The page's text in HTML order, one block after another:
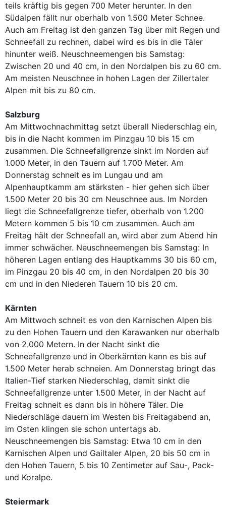
teils kräftig bis gegen 700 Meter herunter. In den
Südalpen fällt nur oberhalb von 1.500 Meter Schnee.
Auch am Freitag ist den ganzen Tag über mit Regen und
Schneefall zu rechnen, dabei wird es bis in die Täler
hinunter weiß. Neuschneemengen bis Samstag:
Zwischen 20 und 40 cm, in den Nordalpen bis zu 60 cm.
Am meisten Neuschnee in hohen Lagen der Zillertaler
Alpen mit bis zu 80 cm.
Salzburg
Am Mittwochnachmittag setzt überall Niederschlag ein,
bis in die Nacht kommen im Pinzgau 10 bis 15 cm
zusammen. Die Schneefallgrenze sinkt im Norden auf
1.000 Meter, in den Tauern auf 1.700 Meter. Am
Donnerstag schneit es im Lungau und am
Alpenhauptkamm am stärksten - hier gehen sich über
1.500 Meter 20 bis 30 cm Neuschnee aus. Im Norden
liegt die Schneefallgrenze tiefer, oberhalb von 1.200
Metern kommen 5 bis 10 cm zusammen. Auch am
Freitag hält der Schneefall an, wird aber zum Abend hin
immer schwächer. Neuschneemengen bis Samstag: In
höheren Lagen entlang des Hauptkamms 30 bis 60 cm,
im Pinzgau 20 bis 40 cm, in den Nordalpen 20 bis 30
cm und in den Niederen Tauern 10 bis 20 cm.
Kärnten
Am Mittwoch schneit es von den Karnischen Alpen bis
zu den Hohen Tauern und den Karawanken nur oberhalb
von 2.000 Metern. In der Nacht sinkt die
Schneefallgrenze und in Oberkärnten kann es bis auf
1.500 Meter herab schneien. Am Donnerstag bringt das
Italien-Tief starken Niederschlag, damit sinkt die
Schneefallgrenze unter 1.500 Meter, in der Nacht auf
Freitag schneit es dann bis in höhere Täler. Die
Niederschläge dauern im Westen bis Freitagabend an,
im Osten klingen sie schon untertags ab.
Neuschneemengen bis Samstag: Etwa 10 cm in den
Karnischen Alpen und Gailtaler Alpen, 20 bis 50 cm in
den Hohen Tauern, 5 bis 10 Zentimeter auf Sau-, Pack-
und Koralpe.
Steiermark